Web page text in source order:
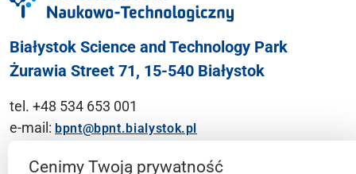
Białystok Science and Technology Park
Żurawia Street 71, 15-540 Białystok
tel. +48 534 653 001
e-mail: bpnt@bpnt.bialystok.pl
Contact
Cenimy Twoją prywatność